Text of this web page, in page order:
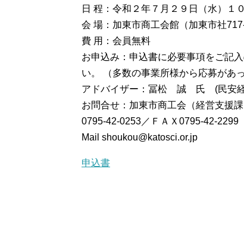
日 程：令和２年７月２９日（水）１
会 場：加東市商工会館（加東市社717-
費 用：会員無料
お申込み：申込書に必要事項をご記
い。 （多数の事業所様から応募があ
アドバイザー：冨松 誠 氏 (民安経
お問合せ：加東市商工会（経営支援課
0795-42-0253／ＦＡＸ0795-42-2299
Mail shoukou@katosci.or.jp
申込書